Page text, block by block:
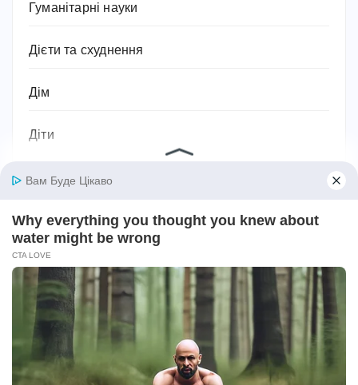
Гуманітарні науки
Дієти та схуднення
Дім
Діти
Домашнє господарство
Домашні улюбленці
Домашній затишок
Закони України
Здоров'я